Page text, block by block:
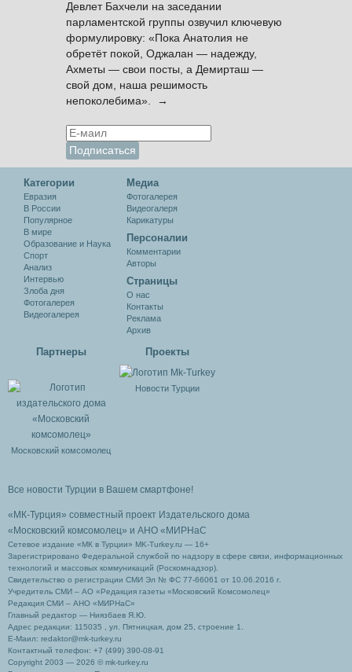
Девлет Бахчели на заседании
парламентской группы озвучил ключевую
формулировку: «Пока Анатолия не
обретёт покой, Оджалан — надежду,
Ахметы — свои посты, а Демирташ —
свой дом, наша решимость
непоколебима». →
Категории
Евразия
В России
Популярное
В мире
Образование и Наука
Спорт
Анализ
Интервью
Злоба дня
Фотогалерея
Видеогалерея
Медиа
Фотогалерея
Видеогалеря
Карикатуры
Персоналии
Комментарии
Авторы
Cтраницы
О нас
Контакты
Реклама
Архив
Партнеры
Московский комсомолец
Проекты
Новости Турции
Все новости Турции в Вашем смартфоне!
«МК-Турция» совместный проект Издательского дома
«Московский комсомолец» и АНО «МИРНаС
Сетевое издание «МК в Турции» MK-Turkey.ru — 16+
Зарегистрировано Федеральной службой по надзору в сфере связи, информационных
технологий и массовых коммуникаций (Роскомнадзор).
Свидетельство о регистрации СМИ Эл № ФС 77-66061 от 10.06.2016 г.
Учредитель СМИ – АО «Редакция газеты «Московский Комсомолец»
Редакция СМИ – АНО «МИРНаС»
Главный редактор — Ниязбаев Я.Ю.
Адрес редакции: 115035 , ул. Пятницкая, дом 25, строение 1.
Е-Маил: redaktor@mk-turkey.ru
Контактный телефон: +7 (499) 390-08-91
Copyright 2003 — 2026 © mk-turkey.ru